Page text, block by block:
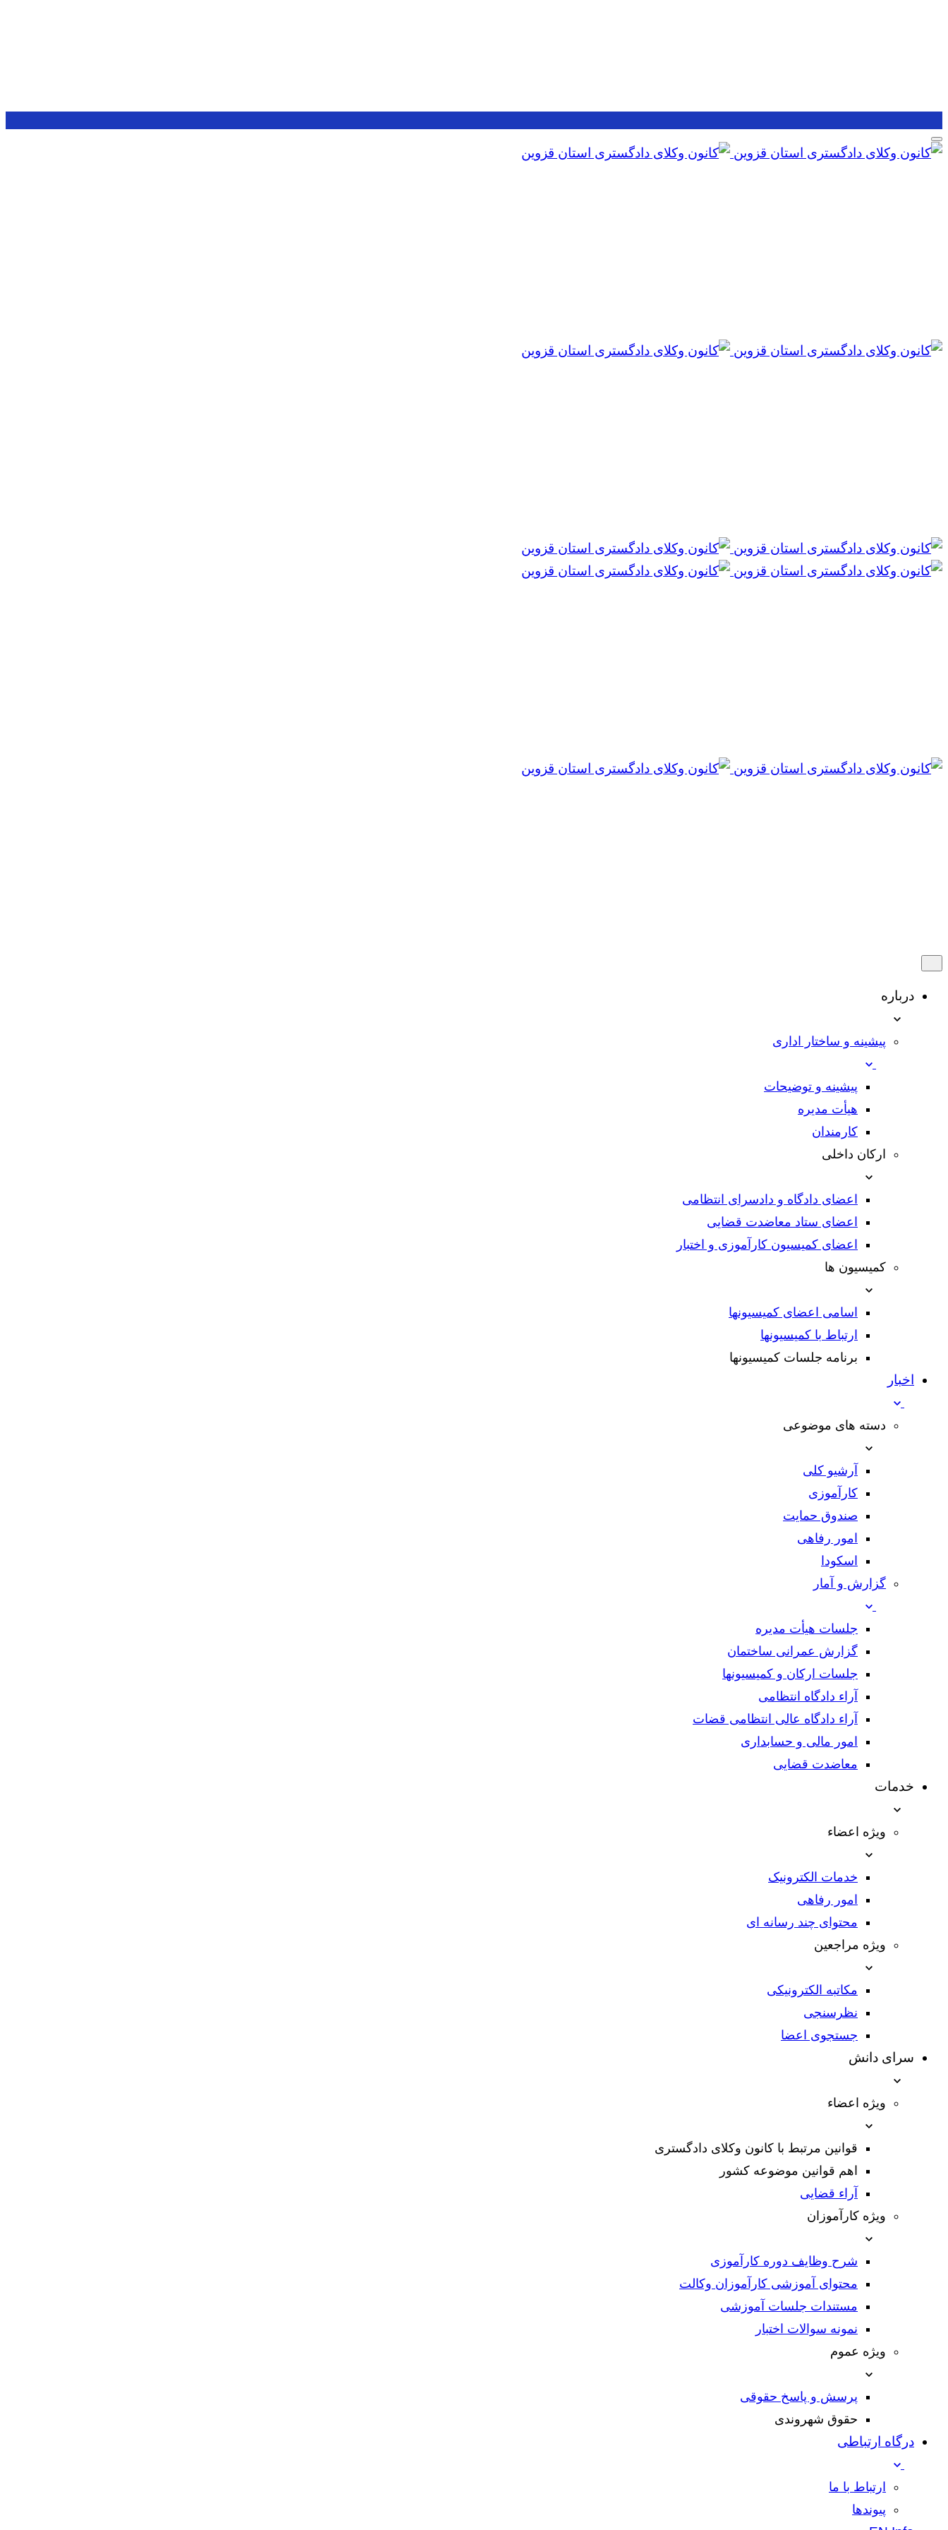
Skip
to
content
درباره
پیشینه و ساختار اداری
پیشینه و توضیحات
هیأت مدیره
کارمندان
ارکان داخلی
اعضای دادگاه و دادسرای انتظامی
اعضای ستاد معاضدت قضایی
اعضای کمیسیون کارآموزی و اختبار
کمیسیون ها
اسامی اعضای کمیسیونها
ارتباط با کمیسیونها
برنامه جلسات کمیسیونها
اخبار
دسته های موضوعی
آرشیو کلی
کارآموزی
صندوق حمایت
امور رفاهی
اسکودا
گزارش و آمار
جلسات هیأت مدیره
گزارش عمرانی ساختمان
جلسات ارکان و کمیسیونها
آراء دادگاه انتظامی
آراء دادگاه عالی انتظامی قضات
امور مالی و حسابداری
معاضدت قضایی
خدمات
ویژه اعضاء
خدمات الکترونیک
امور رفاهی
محتوای چند رسانه ای
ویژه مراجعین
مکاتبه الکترونیکی
نظرسنجی
جستجوی اعضا
سرای دانش
ویژه اعضاء
قوانین مرتبط با کانون وکلای دادگستری
اهم قوانین موضوعه کشور
آراء قضایی
ویژه کارآموزان
شرح وظایف دوره کارآموزی
محتوای آموزشی کارآموزان وکالت
مستندات جلسات آموزشی
نمونه سوالات اختبار
ویژه عموم
پرسش و پاسخ حقوقی
حقوق شهروندی
درگاه ارتباطی
ارتباط با ما
پیوندها